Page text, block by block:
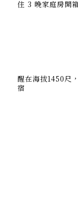
住 3 晚家庭房開箱
醒在海拔1450尺
宿